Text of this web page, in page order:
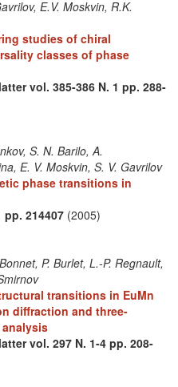
E.V. Moskvin, R.K.
studies of chiral
classes of phase
vol. 385-386 N. 1 pp. 288-
S. N. Barilo, A.
E. V. Moskvin, S. V. Gavrilov
phase transitions in
pp. 214407 (2005)
P. Burlet, L.-P. Regnault,
transitions in EuMn
diffraction and three-
vol. 297 N. 1-4 pp. 208-